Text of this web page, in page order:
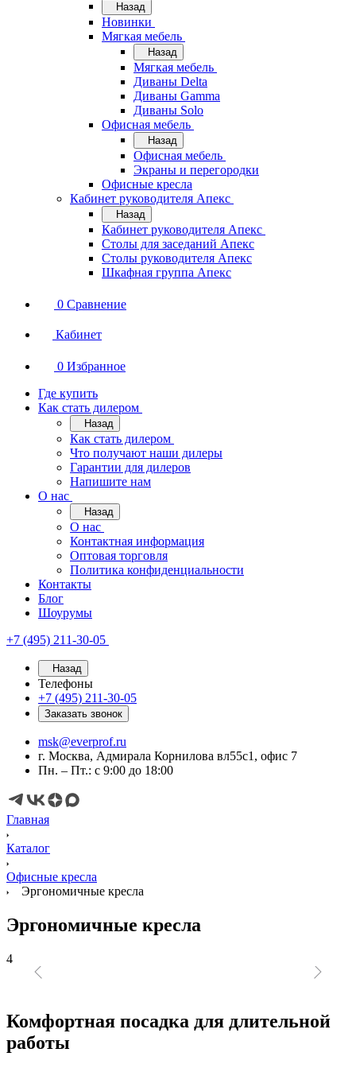
Назад
Новинки
Мягкая мебель
Назад
Мягкая мебель
Диваны Delta
Диваны Gamma
Диваны Solo
Офисная мебель
Назад
Офисная мебель
Экраны и перегородки
Офисные кресла
Кабинет руководителя Апекс
Назад
Кабинет руководителя Апекс
Столы для заседаний Апекс
Столы руководителя Апекс
Шкафная группа Апекс
0 Сравнение
Кабинет
0 Избранное
Где купить
Как стать дилером
Назад
Как стать дилером
Что получают наши дилеры
Гарантии для дилеров
Напишите нам
О нас
Назад
О нас
Контактная информация
Оптовая торговля
Политика конфиденциальности
Контакты
Блог
Шоурумы
+7 (495) 211-30-05
Назад
Телефоны
+7 (495) 211-30-05
Заказать звонок
msk@everprof.ru
г. Москва, Адмирала Корнилова вл55с1, офис 7
Пн. – Пт.: с 9:00 до 18:00
Главная
Каталог
Офисные кресла
Эргономичные кресла
Эргономичные кресла
4
Комфортная посадка для длительной
работы